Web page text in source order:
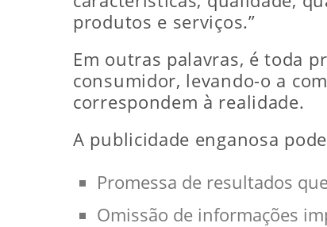
produtos e serviços.”
Em outras palavras, é toda
consumidor, levando-o a
correspondem à realidade.
A publicidade enganosa
Promessa de resultados
Omissão de informações